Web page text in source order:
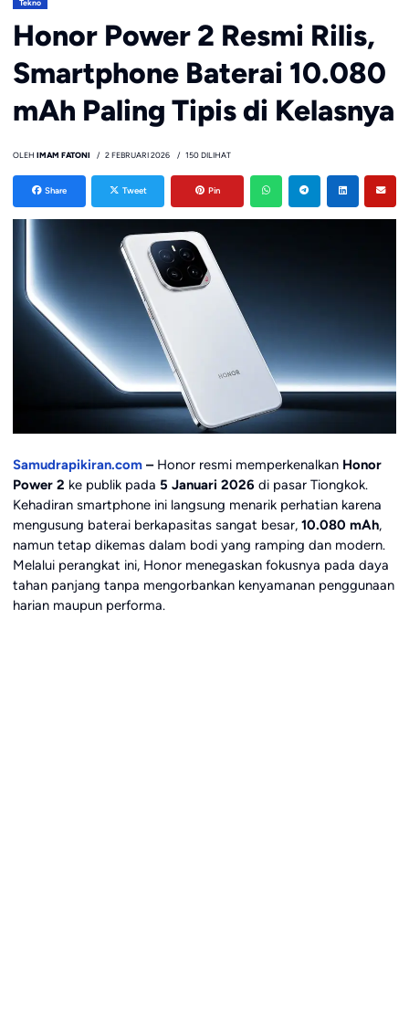
Tekno
Honor Power 2 Resmi Rilis,
Smartphone Baterai 10.080
mAh Paling Tipis di Kelasnya
OLEH IMAM FATONI 2 FEBRUARI 2026 150 DILIHAT
Share Tweet Pin
Samudrapikiran.com– Honor resmi memperkenalkan Honor
Power 2 ke publik pada 5 Januari 2026di pasar Tiongkok.
Kehadiran smartphone ini langsung menarik perhatian karena
mengusung baterai berkapasitas sangat besar, 10.080 mAh,
namun tetap dikemas dalam bodi yang ramping dan modern.
Melalui perangkat ini, Honor menegaskan fokusnya pada daya
tahan panjang tanpa mengorbankan kenyamanan penggunaan
harian maupun performa.